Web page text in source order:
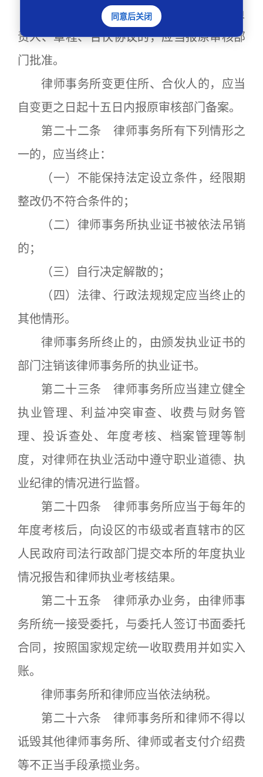
第二十一条 律师事务所变更名称、负
责人、章程、合伙协议的，应当报原审核部
门批准。
律师事务所变更住所、合伙人的，应当
自变更之日起十五日内报原审核部门备案。
第二十二条 律师事务所有下列情形之
一的，应当终止：
（一）不能保持法定设立条件，经限期
整改仍不符合条件的；
（二）律师事务所执业证书被依法吊销
的；
（三）自行决定解散的；
（四）法律、行政法规规定应当终止的
其他情形。
律师事务所终止的，由颁发执业证书的
部门注销该律师事务所的执业证书。
第二十三条 律师事务所应当建立健全
执业管理、利益冲突审查、收费与财务管
理、投诉查处、年度考核、档案管理等制
度，对律师在执业活动中遵守职业道德、执
业纪律的情况进行监督。
第二十四条 律师事务所应当于每年的
年度考核后，向设区的市级或者直辖市的区
人民政府司法行政部门提交本所的年度执业
情况报告和律师执业考核结果。
第二十五条 律师承办业务，由律师事
务所统一接受委托，与委托人签订书面委托
合同，按照国家规定统一收取费用并如实入
账。
律师事务所和律师应当依法纳税。
第二十六条 律师事务所和律师不得以
诋毁其他律师事务所、律师或者支付介绍费
等不正当手段承揽业务。
同意后关闭